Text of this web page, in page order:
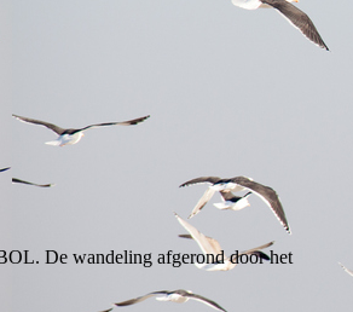
De wandeling afgerond door het